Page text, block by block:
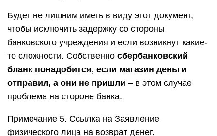
Будет не лишним иметь в виду этот документ,
чтобы исключить задержку со стороны
банковского учреждения и если возникнут какие-
то сложности. Собственно сбербанковский
бланк понадобится, если магазин деньги
отправил, а они не пришли – в этом случае
проблема на стороне банка.
Примечание 5. Ссылка на Заявление
физического лица на возврат денег.